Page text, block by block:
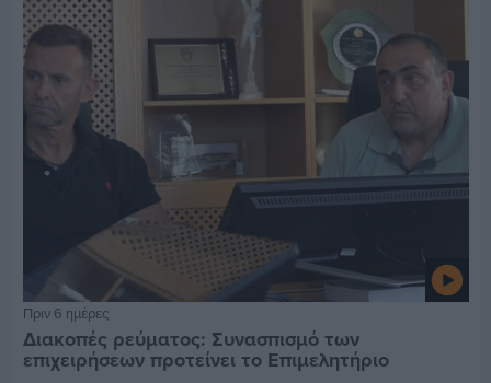
Πριν 6 ημέρες
Διακοπές ρεύματος: Συνασπισμό των
επιχειρήσεων προτείνει το Επιμελητήριο